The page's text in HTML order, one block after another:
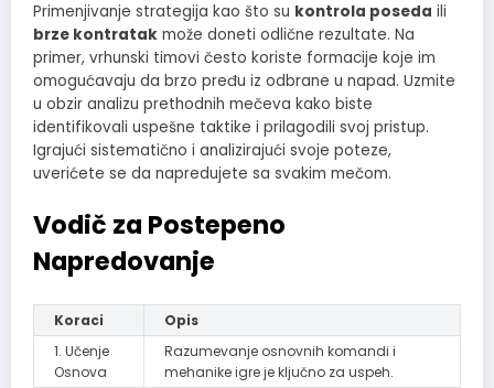
Primenjivanje strategija kao što su kontrola poseda ili
brze kontratak može doneti odlične rezultate. Na
primer, vrhunski timovi često koriste formacije koje im
omogućavaju da brzo pređu iz odbrane u napad. Uzmite
u obzir analizu prethodnih mečeva kako biste
identifikovali uspešne taktike i prilagodili svoj pristup.
Igrajući sistematično i analizirajući svoje poteze,
uverićete se da napredujete sa svakim mečom.
Vodič za Postepeno
Napredovanje
Koraci
Opis
1. Učenje
Osnova
Razumevanje osnovnih komandi i
mehanike igre je ključno za uspeh.